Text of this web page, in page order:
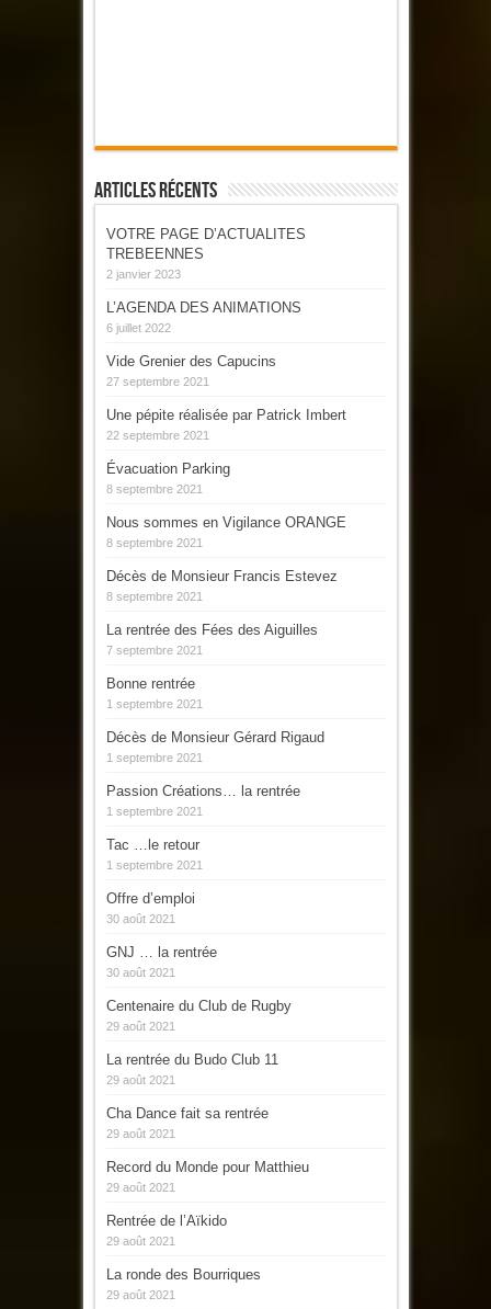
Articles Récents
VOTRE PAGE D’ACTUALITES
TREBEENNES
2 janvier 2023
L’AGENDA DES ANIMATIONS
6 juillet 2022
Vide Grenier des Capucins
27 septembre 2021
Une pépite réalisée par Patrick Imbert
22 septembre 2021
Évacuation Parking
8 septembre 2021
Nous sommes en Vigilance ORANGE
8 septembre 2021
Décès de Monsieur Francis Estevez
8 septembre 2021
La rentrée des Fées des Aiguilles
7 septembre 2021
Bonne rentrée
1 septembre 2021
Décès de Monsieur Gérard Rigaud
1 septembre 2021
Passion Créations… la rentrée
1 septembre 2021
Tac …le retour
1 septembre 2021
Offre d’emploi
30 août 2021
GNJ … la rentrée
30 août 2021
Centenaire du Club de Rugby
29 août 2021
La rentrée du Budo Club 11
29 août 2021
Cha Dance fait sa rentrée
29 août 2021
Record du Monde pour Matthieu
29 août 2021
Rentrée de l’Aïkido
29 août 2021
La ronde des Bourriques
29 août 2021